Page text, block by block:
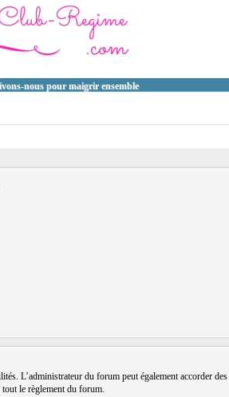
nous pour maigrir ensemble
L’administrateur du forum peut également accorder
le règlement du forum.